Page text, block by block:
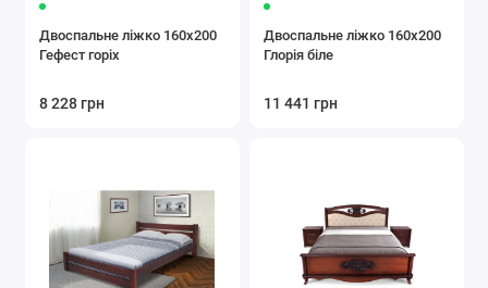
Двоспальне ліжко 160x200
Гефест горіх
8 228 грн
Двоспальне ліжко 160x200
Глорія біле
11 441 грн